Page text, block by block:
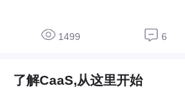
的，我们有一样的爱好，每天都
追。 记得大一的某个周末，你的
1499 6
了解CaaS,从这里开始